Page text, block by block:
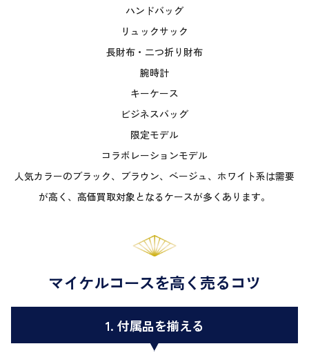
ハンドバッグ
リュックサック
長財布・二つ折り財布
腕時計
キーケース
ビジネスバッグ
限定モデル
コラボレーションモデル
人気カラーのブラック、ブラウン、ベージュ、ホワイト系は需要
が高く、高価買取対象となるケースが多くあります。
マイケルコースを高く売るコツ
1. 付属品を揃える